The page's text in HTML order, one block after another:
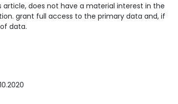
does not have a material interest in the
grant full access to the primary data and, if
data.